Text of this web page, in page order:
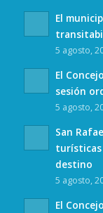
El
5 agosto,
El
sesión
5 agosto,
San
destino
5 agosto,
El